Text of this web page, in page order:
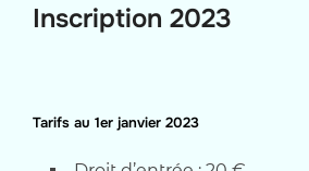
Inscription 2023
Tarifs au 1er janvier 2023